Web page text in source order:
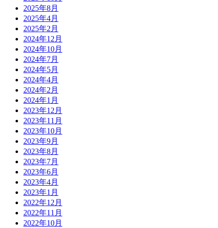
2025年8月
2025年4月
2025年2月
2024年12月
2024年10月
2024年7月
2024年5月
2024年4月
2024年2月
2024年1月
2023年12月
2023年11月
2023年10月
2023年9月
2023年8月
2023年7月
2023年6月
2023年4月
2023年1月
2022年12月
2022年11月
2022年10月